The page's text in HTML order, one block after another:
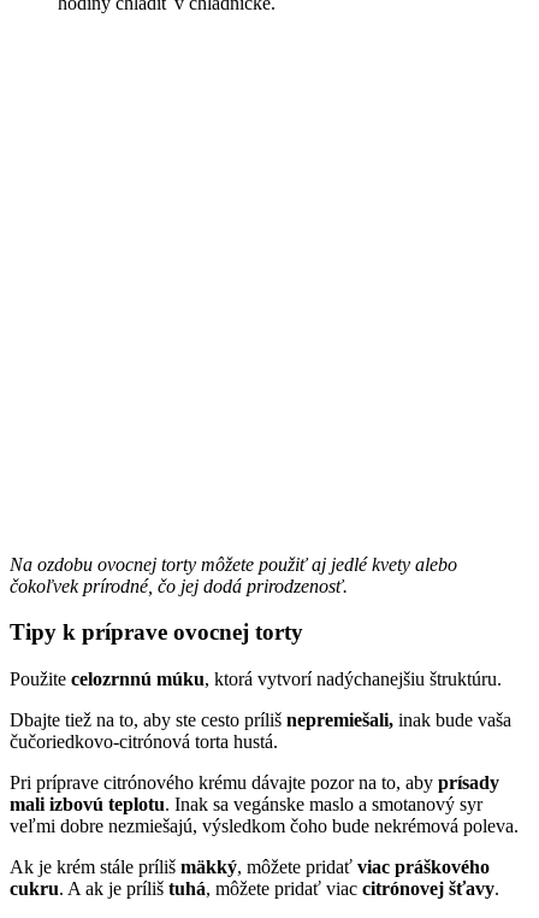
Na ozdobu ovocnej torty môžete použiť aj jedlé kvety alebo
čokoľvek prírodné, čo jej dodá prirodzenosť.
Tipy k príprave ovocnej torty
Použite celozrnnú múku, ktorá vytvorí nadýchanejšiu štruktúru.
Dbajte tiež na to, aby ste cesto príliš nepremiešali, inak bude vaša
čučoriedkovo-citrónová torta hustá.
Pri príprave citrónového krému dávajte pozor na to, aby prísady
mali izbovú teplotu. Inak sa vegánske maslo a smotanový syr
veľmi dobre nezmiešajú, výsledkom čoho bude nekrémová poleva.
Ak je krém stále príliš mäkký, môžete pridať viac práškového
cukru. A ak je príliš tuhá, môžete pridať viac citrónovej šťavy.